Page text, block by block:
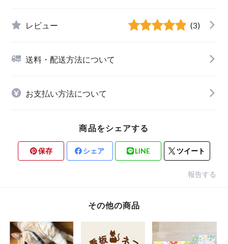
レビュー (3)
送料・配送方法について
お支払い方法について
商品をシェアする
保存 シェア LINE ツイート
報告する
その他の商品